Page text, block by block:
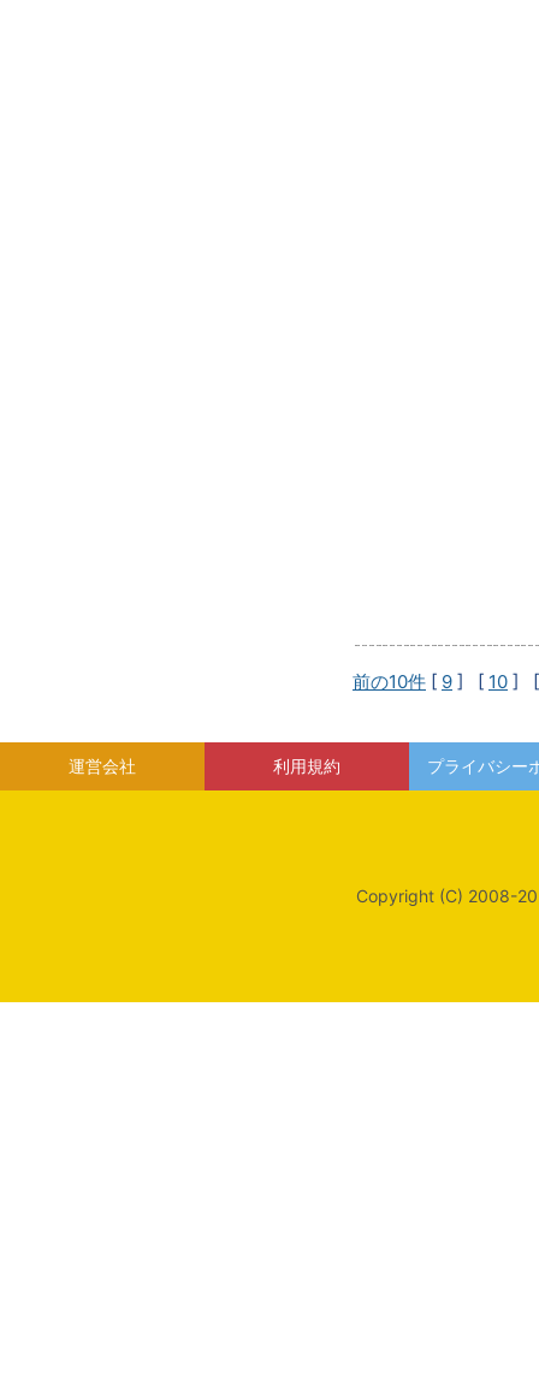
前の10件 [ 9 ] [ 10 ]
運営会社 利用規約 プライバシー
Copyright (C) 2008-